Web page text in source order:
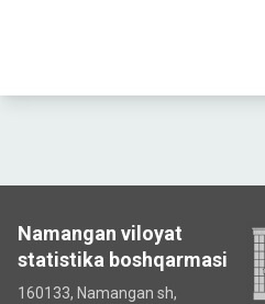
Namangan viloyat
statistika boshqarmasi
160133, Namangan sh,